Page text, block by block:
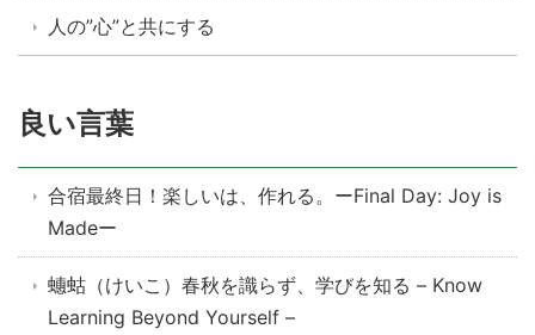
人の”心”と共にする
良い言葉
合宿最終日！楽しいは、作れる。ーFinal Day: Joy is
Madeー
蟪蛄（けいこ）春秋を識らず、学びを知る – Know
Learning Beyond Yourself –